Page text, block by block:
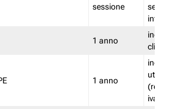
sessione
1 anno
1 anno
iva/